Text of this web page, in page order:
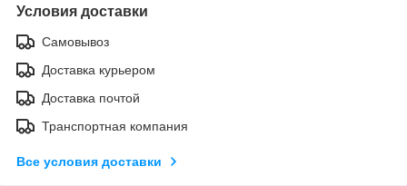
Условия доставки
Самовывоз
Доставка курьером
Доставка почтой
Транспортная компания
Все условия доставки